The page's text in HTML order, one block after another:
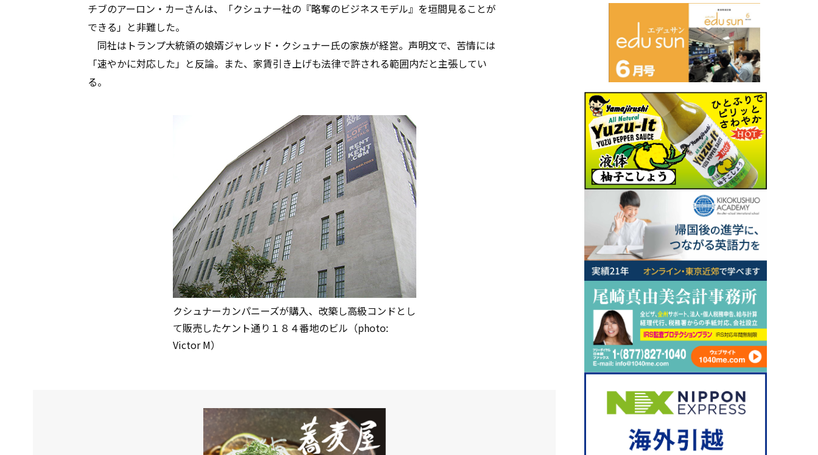
チブのアーロン・カーさんは、「クシュナー社の『略奪のビジネスモデル』を垣間見ることが
できる」と非難した。
同社はトランプ大統領の娘婿ジャレッド・クシュナー氏の家族が経営。声明文で、苦情には
「速やかに対応した」と反論。また、家賃引き上げも法律で許される範囲内だと主張してい
る。
クシュナーカンパニーズが購入、改築し高級コンドとし
て販売したケント通り１８４番地のビル（photo:
Victor M）